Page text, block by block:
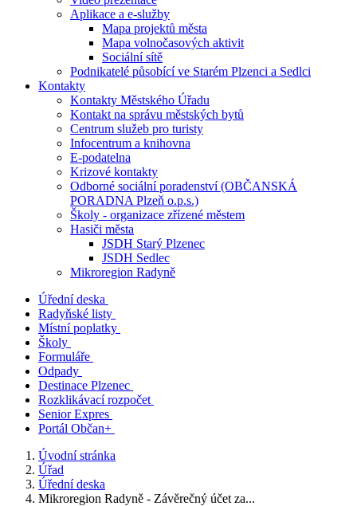
Aplikace a e-služby
Mapa projektů města
Mapa volnočasových aktivit
Sociální sítě
Podnikatelé působící ve Starém Plzenci a Sedlci
Kontakty
Kontakty Městského Úřadu
Kontakt na správu městských bytů
Centrum služeb pro turisty
Infocentrum a knihovna
E-podatelna
Krizové kontakty
Odborné sociální poradenství (OBČANSKÁ
PORADNA Plzeň o.p.s.)
Školy - organizace zřízené městem
Hasiči města
JSDH Starý Plzenec
JSDH Sedlec
Mikroregion Radyně
Úřední deska
Radyňské listy
Místní poplatky
Školy
Formuláře
Odpady
Destinace Plzenec
Rozklikávací rozpočet
Senior Expres
Portál Občan+
Úvodní stránka
Úřad
Úřední deska
Mikroregion Radyně - Závěrečný účet za...